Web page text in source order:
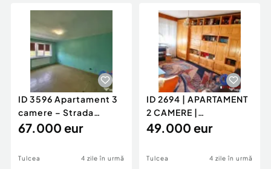
Animale de companie
Afaceri și echipamente profesionale
Inchiriere Bunuri si Vehicule
Utilaje agricole si industriale
Piese auto si accesorii
Dacia Duster
ID 3596 Apartament 3
camere – Strada
Sabinelor
67.000 eur
Tulcea 4 zile în urmă
ID 2694 | APARTAMENT
2 CAMERE |
DECOMANDAT |
49.000 eur
Tulcea 4 zile în urmă